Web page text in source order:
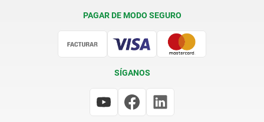
PAGAR DE MODO SEGURO
SÍGANOS